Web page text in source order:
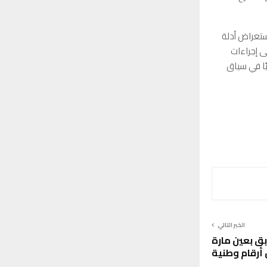
أدلة
إجراءات
في سياق
الخبر التالي
بعين مارة